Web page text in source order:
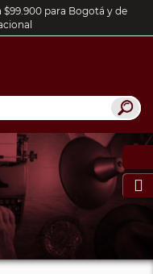
para Bogotá y de
